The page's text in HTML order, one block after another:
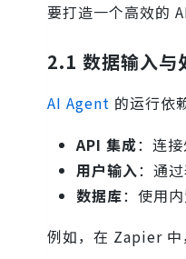
要打造一个高效的
2.1 数据输入与
AI Agent 的运行依
API 集成：连
用户输入：通
数据库：使用
例如，在 Zapier 中